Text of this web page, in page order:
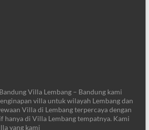
Villa Lembang – Bandung kami
villa untuk wilayah Lembang dan
Villa di Lembang terpercaya dengan
hanya di Villa Lembang tempatnya. Kami
yang kami